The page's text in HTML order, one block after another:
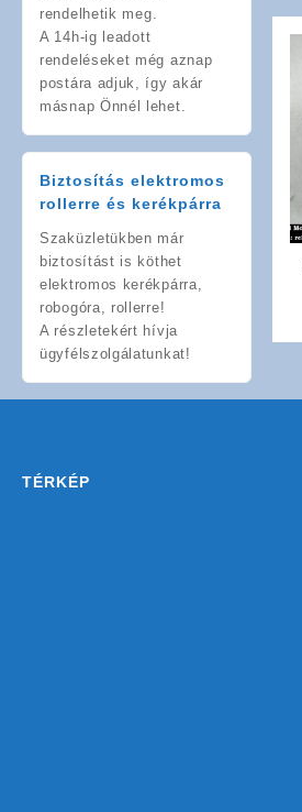
rendelhetik meg.
A 14h-ig leadott
rendeléseket még aznap
postára adjuk, így akár
másnap Önnél lehet.
Biztosítás elektromos
rollerre és kerékpárra
Szaküzletükben már
biztosítást is köthet
elektromos kerékpárra,
robogóra, rollerre!
A részletekért hívja
ügyfélszolgálatunkat!
TÉRKÉP